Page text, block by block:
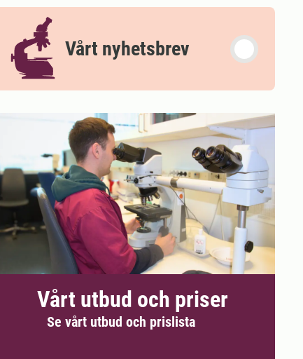
Vårt nyhetsbrev
Vårt utbud och priser
Se vårt utbud och prislista